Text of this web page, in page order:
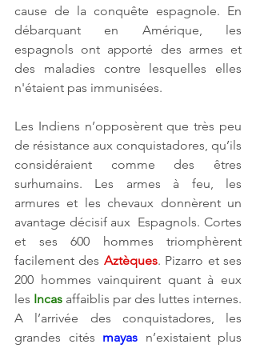
cause de la conquête espagnole. En
débarquant en Amérique, les
espagnols ont apporté des armes et
des maladies contre lesquelles elles
n'étaient pas immunisées.
Les Indiens n’opposèrent que très peu
de résistance aux conquistadores, qu’ils
considéraient comme des êtres
surhumains. Les armes à feu, les
armures et les chevaux donnèrent un
avantage décisif aux  Espagnols. Cortes
et ses 600 hommes triomphèrent
facilement des Aztèques. Pizarro et ses
200 hommes vainquirent quant à eux
les Incas
A l’arrivée des conquistadores, les
grandes cités mayas n’existaient plus